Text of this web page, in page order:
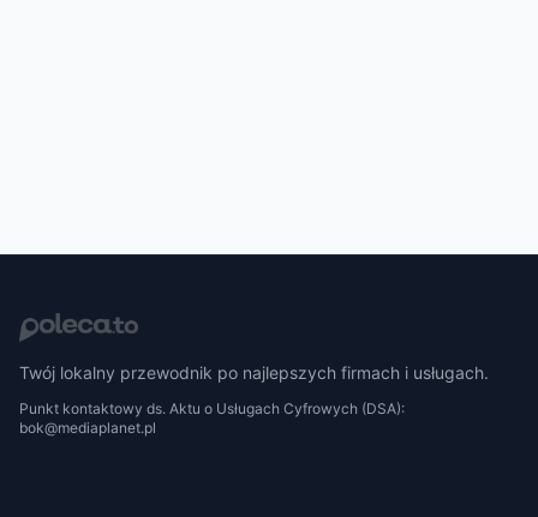
Twój lokalny przewodnik po najlepszych firmach i usługach.
Punkt kontaktowy ds. Aktu o Usługach Cyfrowych (DSA):
bok@mediaplanet.pl